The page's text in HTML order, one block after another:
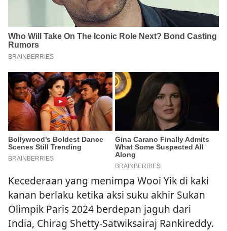
Kecederaan yang menimpa Wooi Yik di kaki
kanan berlaku ketika aksi suku akhir Sukan
Olimpik Paris 2024 berdepan jaguh dari
India, Chirag Shetty-Satwiksairaj Rankireddy.